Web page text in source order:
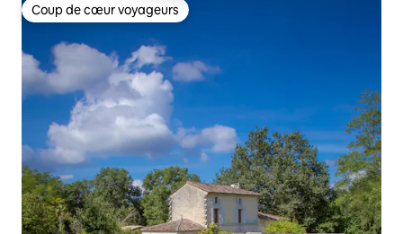
Coup de cœur voyageurs
Coup de cœur voyageurs